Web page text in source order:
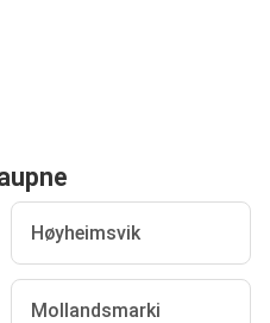
Høyheimsvik
Mollandsmarki